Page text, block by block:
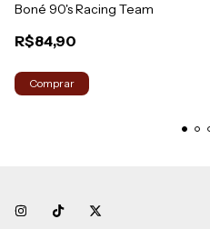
Boné 90's Racing Team
R$84,90